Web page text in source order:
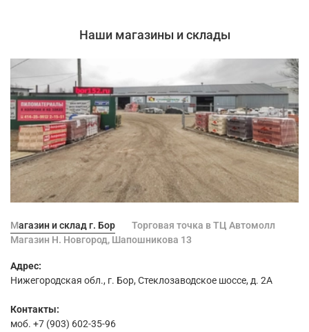
Наши магазины и склады
Магазин и склад г. Бор
Торговая точка в ТЦ Автомолл
Магазин Н. Новгород, Шапошникова 13
Адрес:
Нижегородская обл., г. Бор, Стеклозаводское шоссе, д. 2А
Контакты:
моб. +7 (903) 602-35-96